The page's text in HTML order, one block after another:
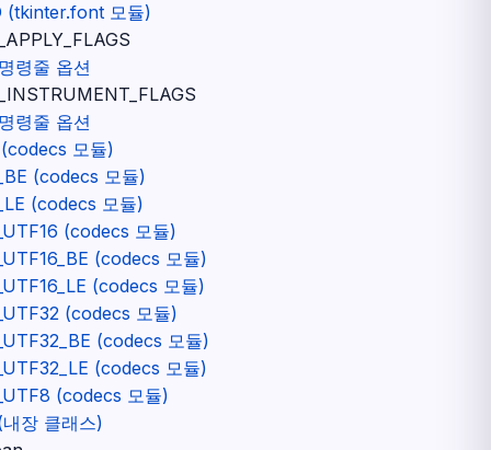
(tkinter.font 모듈)
령줄 옵션
령줄 옵션
모듈)
(codecs 모듈)
(codecs 모듈)
(codecs 모듈)
(codecs 모듈)
(codecs 모듈)
(codecs 모듈)
(codecs 모듈)
(codecs 모듈)
(codecs 모듈)
장 클래스)